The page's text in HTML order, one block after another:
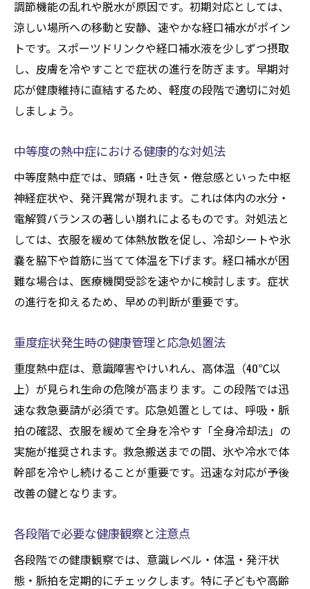
調節機能の乱れや脱水が原因です。初期対応としては、
涼しい場所への移動と安静、速やかな経口補水がポイン
トです。スポーツドリンクや経口補水液を少しずつ摂取
し、皮膚を冷やすことで症状の進行を防ぎます。早期対
応が健康維持に直結するため、軽度の段階で適切に対処
しましょう。
中等度の熱中症における健康的な対処法
中等度熱中症では、頭痛・吐き気・倦怠感といった中枢
神経症状や、発汗異常が現れます。これは体内の水分・
電解質バランスの著しい崩れによるものです。対処法と
しては、衣服を緩めて体熱放散を促し、冷却シートや氷
嚢を脇下や首筋に当てて体温を下げます。経口補水が困
難な場合は、医療機関受診を速やかに検討します。症状
の進行を抑えるため、早めの判断が重要です。
重度症状発生時の健康管理と応急処置法
重度熱中症は、意識障害やけいれん、高体温（40℃以
上）が見られ生命の危険が高まります。この段階では迅
速な救急要請が必須です。応急処置としては、呼吸・脈
拍の確認、衣服を緩めて全身を冷やす「全身冷却法」の
実施が推奨されます。救急搬送までの間、氷や冷水で体
幹部を冷やし続けることが重要です。迅速な対応が予後
改善の鍵となります。
各段階で必要な健康観察と注意点
各段階での健康観察では、意識レベル・体温・発汗状
態・脈拍を定期的にチェックします。特に子どもや高齢